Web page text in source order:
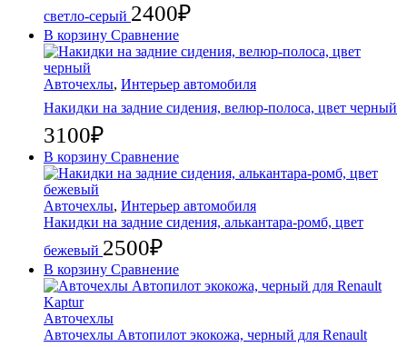
светло-серый 2400₽
В корзину Сравнение
Авточехлы, Интерьер автомобиля
Накидки на задние сидения, велюр-полоса, цвет черный
3100₽
В корзину Сравнение
Авточехлы, Интерьер автомобиля
Накидки на задние сидения, алькантара-ромб, цвет
бежевый 2500₽
В корзину Сравнение
Авточехлы
Авточехлы Автопилот экокожа, черный для Renault